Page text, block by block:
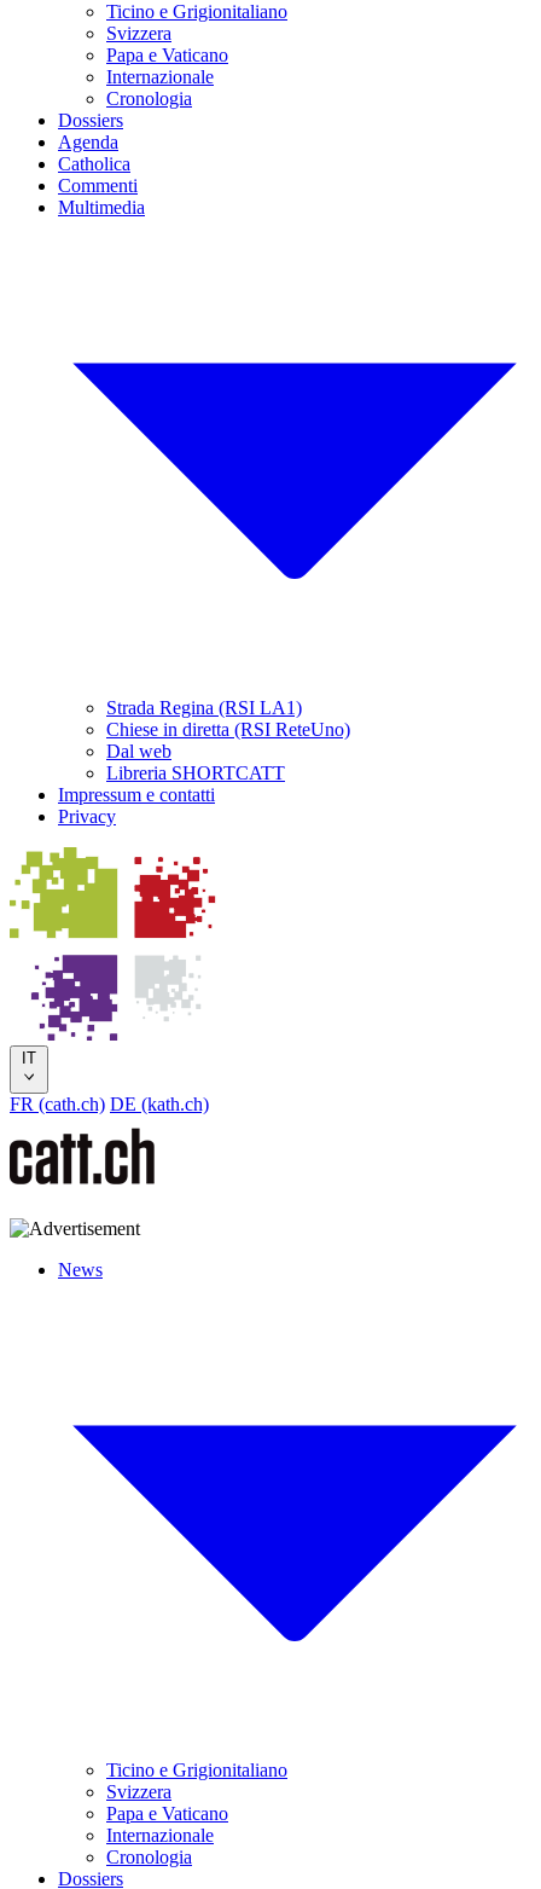
Ticino e Grigionitaliano
Svizzera
Papa e Vaticano
Internazionale
Cronologia
Dossiers
Agenda
Catholica
Commenti
Multimedia
Strada Regina (RSI LA1)
Chiese in diretta (RSI ReteUno)
Dal web
Libreria SHORTCATT
Impressum e contatti
Privacy
IT
FR (cath.ch) DE (kath.ch)
News
Ticino e Grigionitaliano
Svizzera
Papa e Vaticano
Internazionale
Cronologia
Dossiers